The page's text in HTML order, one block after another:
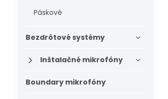
Páskové
Bezdrôtové systémy
Inštalačné mikrofóny
Boundary mikrofóny